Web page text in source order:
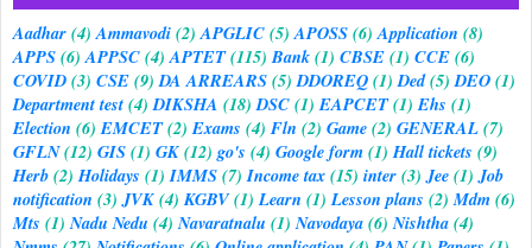
Aadhar(4) Ammavodi(2) APGLIC(5) APOSS(6) Application (8)
APPS(6) APPSC(4) APTET(115) Bank(1) CBSE(1) CCE(6)
COVID(3) CSE(9) DA ARREARS(5) DDOREQ(1) Ded(5) DEO(1)
Department test(4) DIKSHA (18) DSC(1) EAPCET(1) Ehs (1)
Election (6) EMCET(2) Exams (4) Fln (2) Game(2) GENERAL(7)
GFLN(12) GIS(1) GK(12) go's (4) Google form(1) Hall tickets (9)
Herb(2) Holidays (1) IMMS(7) Income tax(15) inter(3) Jee(1) Job
notification (3) JVK(4) KGBV(1) Learn (1) Lesson plans (2) Mdm(6)
Mts (1) Nadu Nedu (4) Navaratnalu (1) Navodaya(6) Nishtha(4)